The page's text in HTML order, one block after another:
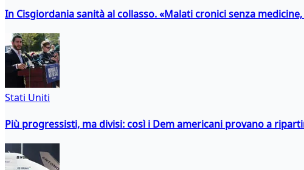
In Cisgiordania sanità al collasso. «Malati cronici senza
Stati Uniti
Più progressisti, ma divisi: così i Dem americani provano a